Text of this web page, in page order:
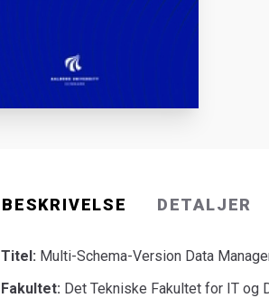
BESKRIVELSE DETALJER
Titel: Multi-Schema-Version Data
Fakultet: Det Tekniske Fakultet for IT og